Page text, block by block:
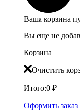
Ваша корзина
Вы еще не
Корзина
Очистить
Итого:0 ₽
Оформить заказ